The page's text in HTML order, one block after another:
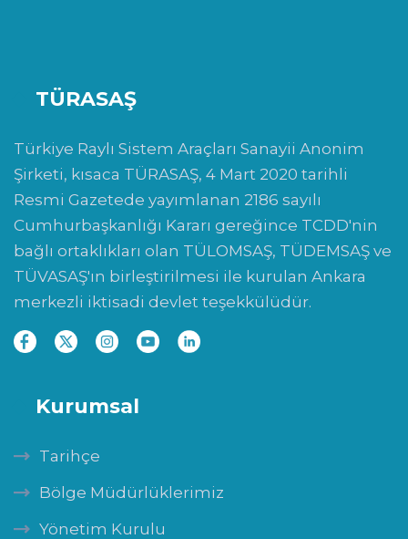
TÜRASAŞ
Türkiye Raylı Sistem Araçları Sanayii Anonim
Şirketi, kısaca TÜRASAŞ, 4 Mart 2020 tarihli
Resmi Gazetede yayımlanan 2186 sayılı
Cumhurbaşkanlığı Kararı gereğince TCDD'nin
bağlı ortaklıkları olan TÜLOMSAŞ, TÜDEMSAŞ ve
TÜVASAŞ'ın birleştirilmesi ile kurulan Ankara
merkezli iktisadi devlet teşekkülüdür.
Kurumsal
Tarihçe
Bölge Müdürlüklerimiz
Yönetim Kurulu